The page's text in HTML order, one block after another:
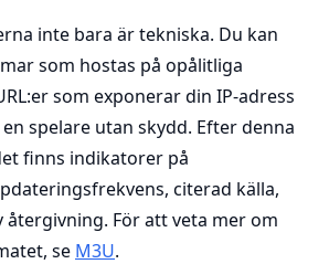
inte bara är tekniska. Du kan
som hostas på opålitliga
som exponerar din IP-adress
spelare utan skydd. Efter denna
finns indikatorer på
citerad källa,
återgivning. För att veta mer om
se M3U.